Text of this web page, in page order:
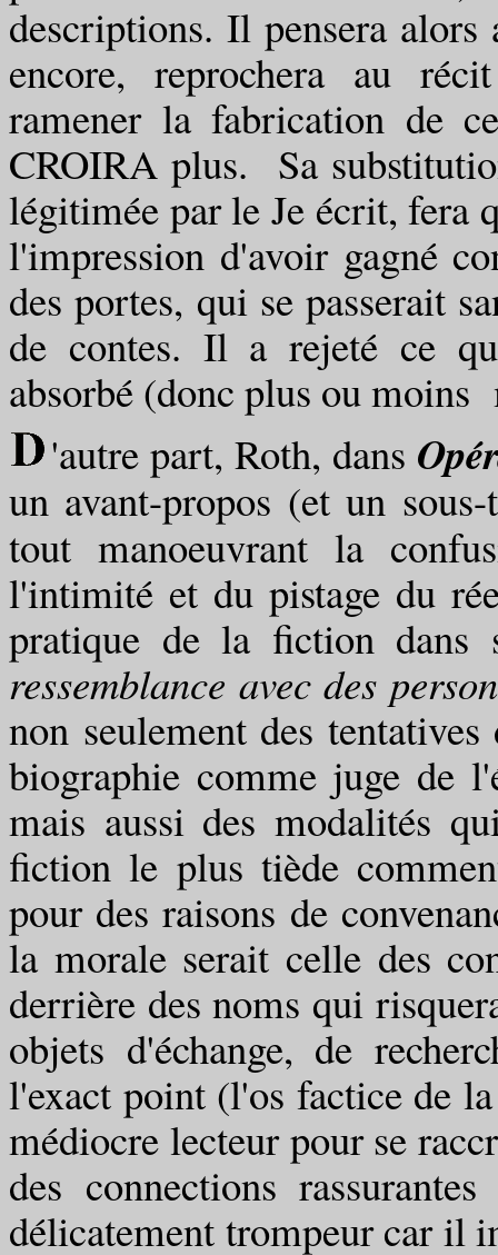
descriptions. Il pensera
encore, reprochera au
ramener la fabrication de
CROIRA plus. Sa
légitimée par le Je écrit, fera
l'impression d'avoir gagné
des portes, qui se passerait
de contes. Il a rejeté ce
absorbé (donc plus ou
'autre part, Roth, dans
un avant-propos (et un
tout manoeuvrant la
l'intimité et du pistage du
pratique de la fiction dans
ressemblance avec des
non seulement des
biographie comme juge de
mais aussi des modalités
fiction le plus tiède
pour des raisons de
la morale serait celle des
derrière des noms qui
objets d'échange, de
l'exact point (l'os factice de
médiocre lecteur pour se
des connections
délicatement trompeur car il